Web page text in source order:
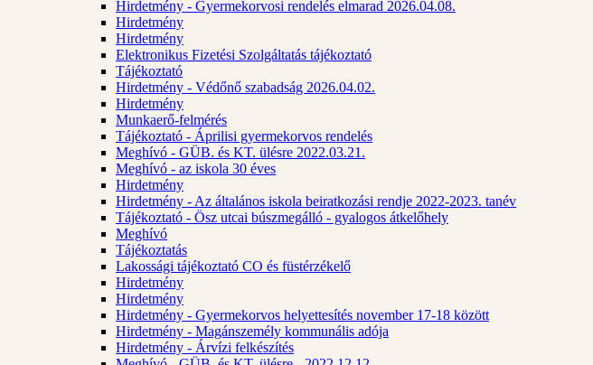
Hirdetmény - Gyermekorvosi rendelés elmarad 2026.04.08.
Hirdetmény
Hirdetmény
Elektronikus Fizetési Szolgáltatás tájékoztató
Tájékoztató
Hirdetmény - Védőnő szabadság 2026.04.02.
Hirdetmény
Munkaerő-felmérés
Tájékoztató - Áprilisi gyermekorvos rendelés
Meghívó - GÜB. és KT. ülésre 2022.03.21.
Meghívó - az iskola 30 éves
Hirdetmény
Hirdetmény - Az általános iskola beiratkozási rendje 2022-2023. tanév
Tájékoztató - Ösz utcai búszmegálló - gyalogos átkelőhely
Meghívó
Tájékoztatás
Lakossági tájékoztató CO és füstérzékelő
Hirdetmény
Hirdetmény
Hirdetmény - Gyermekorvos helyettesítés november 17-18 között
Hirdetmény - Magánszemély kommunális adója
Hirdetmény - Árvízi felkészítés